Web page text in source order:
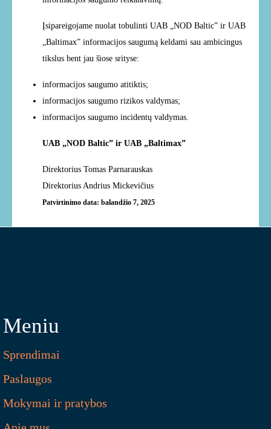
Įsipareigojame nuolat tobulinti UAB „NOD Baltic” ir UAB
„Baltimax” informacijos saugumą keldami sau ambicingus
tikslus bent jau šiose srityse:
informacijos saugumo atitiktis;
informacijos saugumo rizikos valdymas;
informacijos saugumo incidentų valdymas.
UAB „NOD Baltic” ir UAB „Baltimax”
Direktorius Tomas Parnarauskas
Direktorius Andrius Mickevičius
Patvirtinimo data: balandžio 7, 2025
Meniu
Sprendimai
Paslaugos
Mokymai ir pratybos